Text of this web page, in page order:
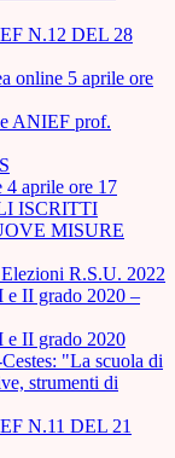
N.12 DEL 28
online 5 aprile ore
ANIEF prof.
4 aprile ore 17
ISCRITTI
MISURE
R.S.U. 2022
e II grado 2020 –
e II grado 2020
"La scuola di
strumenti di
N.11 DEL 21